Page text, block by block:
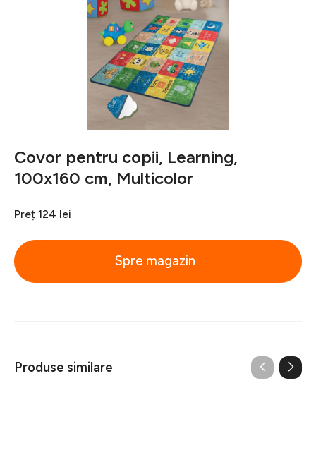
Covor pentru copii, Learning,
100x160 cm, Multicolor
Preț 124 lei
Spre magazin
Produse similare